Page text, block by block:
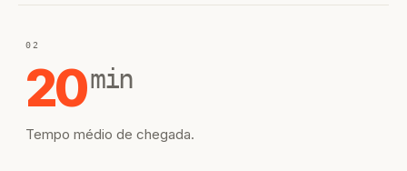
02
20min
Tempo médio de chegada.